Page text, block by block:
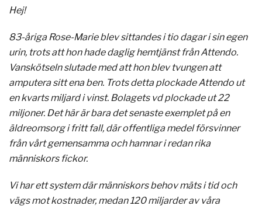
Hej!
83-åriga Rose-Marie blev sittandes i tio dagar i sin egen
urin, trots att hon hade daglig hemtjänst från Attendo.
Vanskötseln slutade med att hon blev tvungen att
amputera sitt ena ben. Trots detta plockade Attendo ut
en kvarts miljard i vinst. Bolagets vd plockade ut 22
miljoner. Det här är bara det senaste exemplet på en
äldreomsorg i fritt fall, där offentliga medel försvinner
från vårt gemensamma och hamnar i redan rika
människors fickor.
Vi har ett system där människors behov mäts i tid och
vägs mot kostnader, medan 120 miljarder av våra